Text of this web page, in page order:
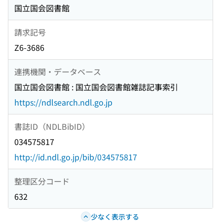
国立国会図書館
請求記号
Z6-3686
連携機関・データベース
国立国会図書館 : 国立国会図書館雑誌記事索引
https://ndlsearch.ndl.go.jp
書誌ID（NDLBibID）
034575817
http://id.ndl.go.jp/bib/034575817
整理区分コード
632
少なく表示する